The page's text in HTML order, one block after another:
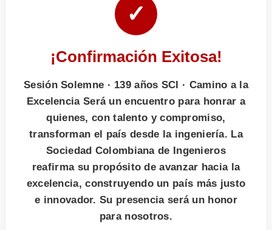
✓
¡Confirmación Exitosa!
Sesión Solemne · 139 años SCI · Camino a la
Excelencia Será un encuentro para honrar a
quienes, con talento y compromiso,
transforman el país desde la ingeniería. La
Sociedad Colombiana de Ingenieros
reafirma su propósito de avanzar hacia la
excelencia, construyendo un país más justo
e innovador. Su presencia será un honor
para nosotros.